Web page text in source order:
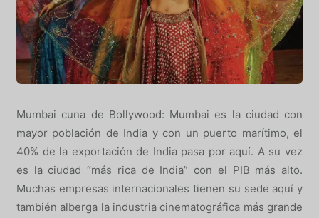
Mumbai cuna de Bollywood: Mumbai es la ciudad con
mayor población de India y con un puerto marítimo, el
40% de la exportación de India pasa por aquí. A su vez
es la ciudad “más rica de India” con el PIB más alto.
Muchas empresas internacionales tienen su sede aquí y
también alberga la industria cinematográfica más grande